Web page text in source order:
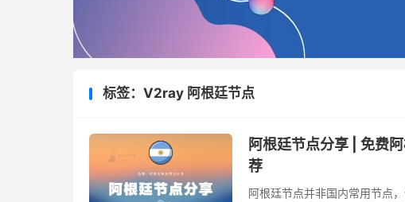
标签：V2ray 阿根廷节点
阿根廷节点分享 | 免费
荐
阿根廷节点并非国内常用节点